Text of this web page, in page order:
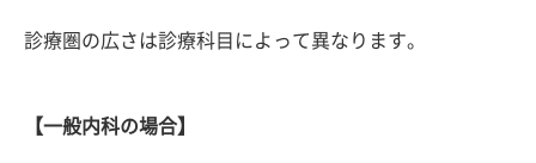
診療圏の広さは診療科目によって異なります。
【一般内科の場合】